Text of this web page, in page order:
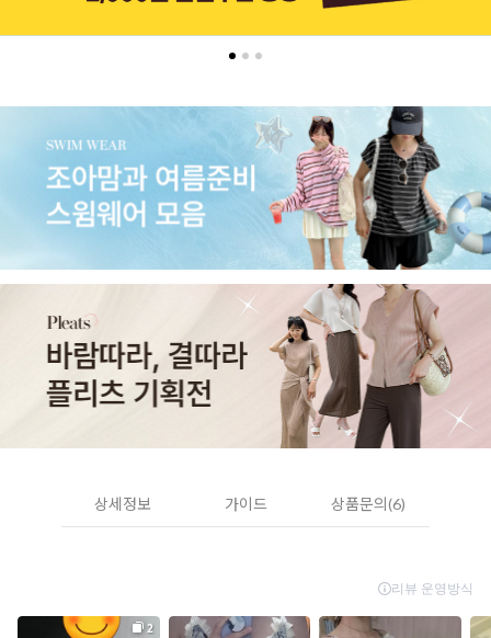
상세정보 가이드 상품문의(6)